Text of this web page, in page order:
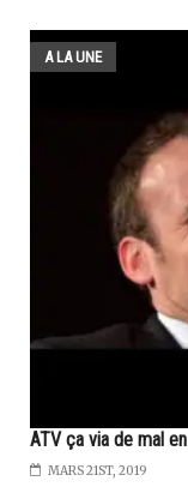
A LA UNE
ATV ça via de mal
MARS 21ST, 2019